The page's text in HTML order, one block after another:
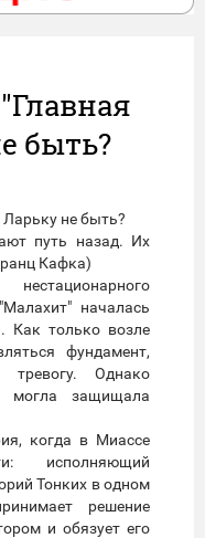
быть?
Ларьку не быть?
путь назад. Их
Кафка)
началась
Как только возле
фундамент,
тревогу. Однако
могла защищала
когда в Миассе
исполняющий
Тонких в одном
решение
и обязует его